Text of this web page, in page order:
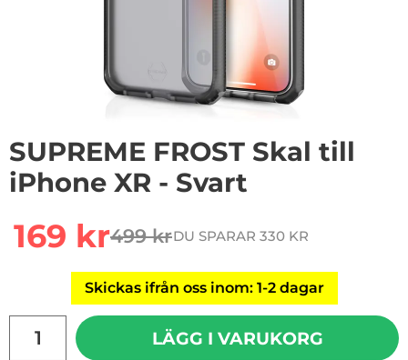
SUPREME FROST Skal till
iPhone XR - Svart
rea pris
169 krtidigare pris
499 krDU SPARAR 330 KR
Skickas ifrån oss inom: 1-2 dagar
LÄGG I VARUKORG